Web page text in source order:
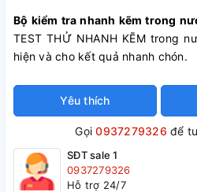
Bộ kiểm tra nhanh kẽm trong
TEST THỬ NHANH KẼM trong
hiện và cho kết quả nhanh chón.
Yêu thích
Gọi0937279326 để
SĐT sale 1
0937279326
Hỗ trợ 24/7